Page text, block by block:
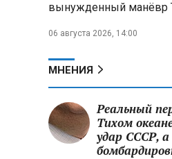
вынужденный манёвр
06 августа 2026, 14:00
МНЕНИЯ
Реальный
Тихом
удар СССР,